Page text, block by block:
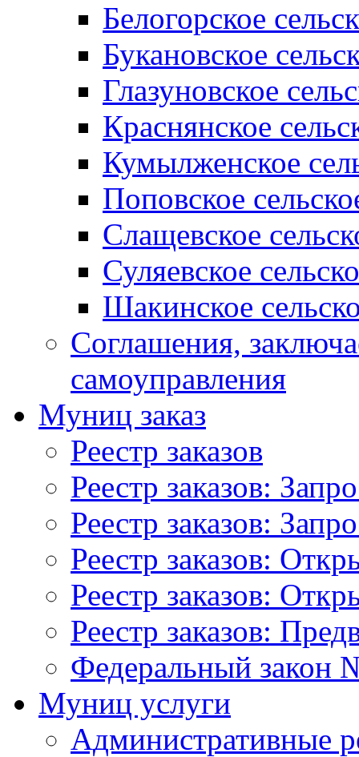
Белогорское
Букановское
Глазуновское
Краснянское
Кумылженское
Поповское
Слащевское
Суляевское
Шакинское
Соглашения,
самоуправления
Муниц заказ
Реестр заказов
Реестр заказов:
Реестр заказов:
Реестр заказов:
Реестр заказов:
Реестр заказов:
Федеральный закон
Муниц услуги
Административные